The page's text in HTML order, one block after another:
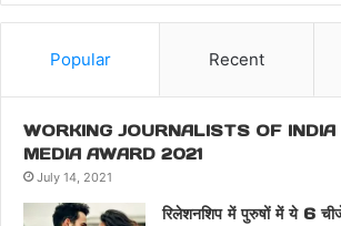
Popular Recent
WORKING JOURNALISTS OF INDIA
MEDIA AWARD 2021
July 14, 2021
रिलेशनशिप में पुरुषों में ये 6